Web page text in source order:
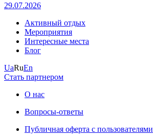
29.07.2026
Активный отдых
Мероприятия
Интересные места
Блог
UaRuEn
Стать партнером
О нас
Вопросы-ответы
Публичная оферта с пользователями